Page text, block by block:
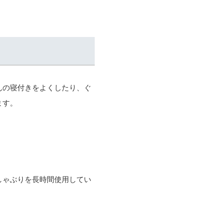
寝付きをよくしたり、ぐ
。
ぶりを長時間使用してい